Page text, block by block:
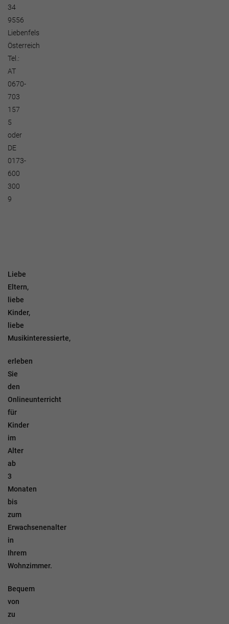
34
9556
Liebenfels
Österreich
Tel.:
AT
0670-
703
157
5
oder
DE
0173-
600
300
9
Liebe
Eltern,
liebe
Kinder,
liebe
Musikinteressierte,
erleben
Sie
den
Onlineunterricht
für
Kinder
im
Alter
ab
3
Monaten
bis
zum
Erwachsenenalter
in
Ihrem
Wohnzimmer.
Bequem
von
zu